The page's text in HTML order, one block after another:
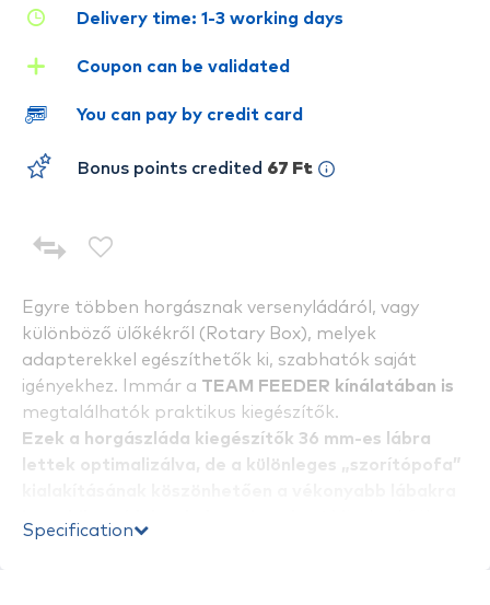
Egyre többen horgásznak versenyládáról, vagy
különböző ülőkékről (Rotary Box), melyek
adapterekkel egészíthetők ki, szabhatók saját
igényekhez. Immár a TEAM FEEDER kínálatában is
megtalálhatók praktikus kiegészítők.
Ezek a horgászláda kiegészítők 36 mm-es lábra
lettek optimalizálva, de a különleges „szorítópofa”
remek kiegészítő található meg a kínálatban,
Specification
Delivery time: 1-3 working days
Coupon can be validated
You can pay by credit card
Bonus points credited 67 Ft